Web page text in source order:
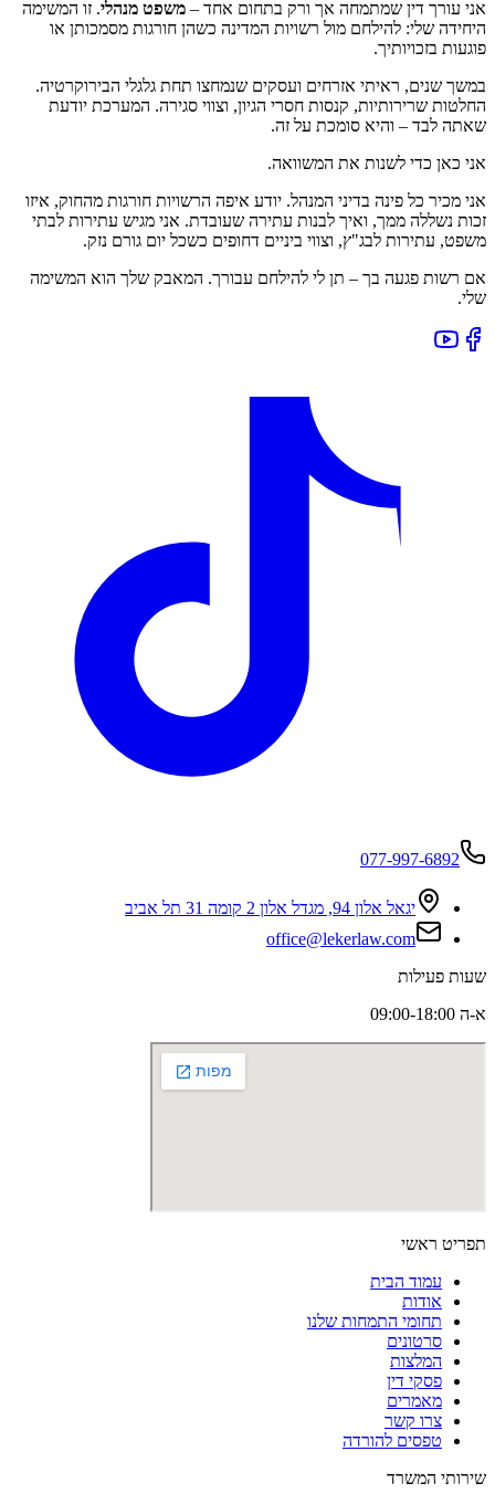
אני עורך דין שמתמחה אך ורק בתחום אחד – משפט מנהלי. זו המשימה
היחידה שלי: להילחם מול רשויות המדינה כשהן חורגות מסמכותן או
פוגעות בזכויותיך.
במשך שנים, ראיתי אזרחים ועסקים שנמחצו תחת גלגלי הבירוקרטיה.
החלטות שרירותיות, קנסות חסרי הגיון, וצווי סגירה. המערכת יודעת
שאתה לבד – והיא סומכת על זה.
אני כאן כדי לשנות את המשוואה.
אני מכיר כל פינה בדיני המנהל. יודע איפה הרשויות חורגות מהחוק, איזו
זכות נשללה ממך, ואיך לבנות עתירה שעובדת. אני מגיש עתירות לבתי
משפט, עתירות לבג"ץ, וצווי ביניים דחופים כשכל יום גורם נזק.
אם רשות פגעה בך – תן לי להילחם עבורך. המאבק שלך הוא המשימה
שלי.
077-997-6892
יגאל אלון 94, מגדל אלון 2 קומה 31 תל אביב
office@lekerlaw.com
שעות פעילות
א-ה 09:00-18:00
תפריט ראשי
עמוד הבית
אודות
תחומי התמחות שלנו
סרטונים
המלצות
פסקי דין
מאמרים
צרו קשר
טפסים להורדה
שירותי המשרד